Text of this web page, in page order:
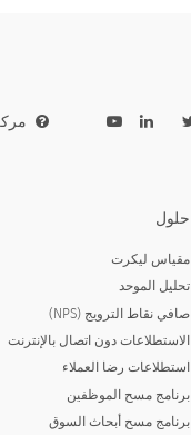
حلول
مقياس ليكرت
تحليل الموحد
صافي نقاط الترويج (NPS)
الاستطلاعات دون اتصال بالإنترنت
استطلاعات رضا العملاء
برنامج مسح الموظفين
برنامج مسح أبحاث السوق